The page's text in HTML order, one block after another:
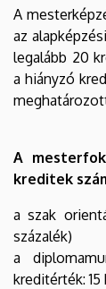
A
az
legalább 20
a hiányzó
A
kreditek
a szak
százalék)
a
kreditérték: